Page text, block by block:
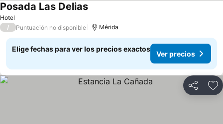
Hotel
Posada Las Delias
/ Puntuación no disponible Mérida
Elige fechas para ver los precios exactos
Ver precios
Compartir